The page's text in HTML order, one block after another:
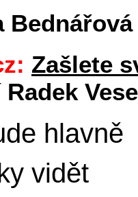
Bednářová
Zašlete
hlavně
vidět